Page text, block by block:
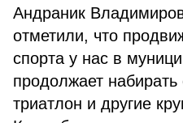
Андраник
отметили, что
спорта у нас в
продолжает
триатлон и другие